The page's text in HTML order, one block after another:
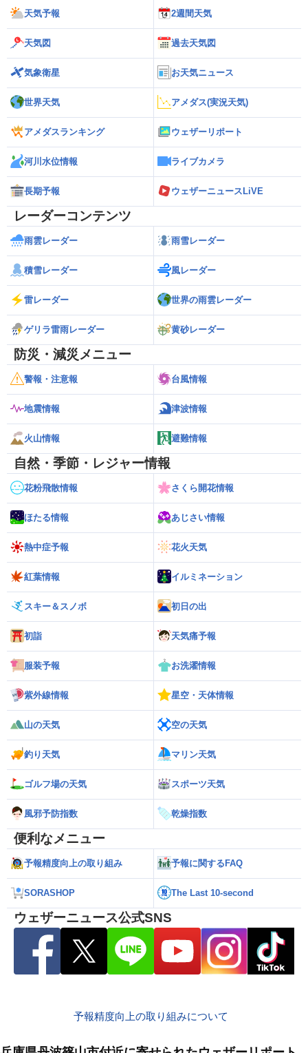
天気予報 2週間天気
天気図 過去天気図
気象衛星 お天気ニュース
世界天気 アメダス(実況天気)
アメダスランキング ウェザーリポート
河川水位情報 ライブカメラ
長期予報 ウェザーニュースLiVE
レーダーコンテンツ
雨雲レーダー 雨雪レーダー
積雪レーダー 風レーダー
雷レーダー 世界の雨雲レーダー
ゲリラ雷雨レーダー 黄砂レーダー
防災・減災メニュー
警報・注意報 台風情報
地震情報 津波情報
火山情報 避難情報
自然・季節・レジャー情報
花粉飛散情報 さくら開花情報
ほたる情報 あじさい情報
熱中症予報 花火天気
紅葉情報 イルミネーション
スキー＆スノボ 初日の出
初詣 天気痛予報
服装予報 お洗濯情報
紫外線情報 星空・天体情報
山の天気 空の天気
釣り天気 マリン天気
ゴルフ場の天気 スポーツ天気
風邪予防指数 乾燥指数
便利なメニュー
予報精度向上の取り組み 予報に関するFAQ
SORASHOP The Last 10-second
ウェザーニュース公式SNS
予報精度向上の取り組みについて